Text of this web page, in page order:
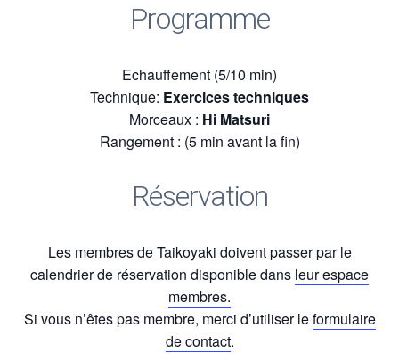
Programme
Echauffement (5/10 min)
Technique: Exercices techniques
Morceaux : Hi Matsuri
Rangement : (5 min avant la fin)
Réservation
Les membres de Taikoyaki doivent passer par le
calendrier de réservation disponible dans leur espace
membres.
Si vous n’êtes pas membre, merci d’utiliser leformulaire
de contact.